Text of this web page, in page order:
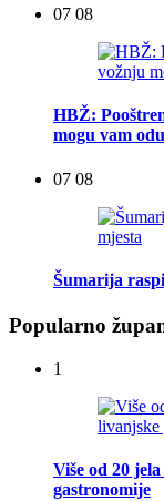
07 08
HBŽ:
mogu vam
07 08
Šumarija
Popularno
1
Više od 20
gastronomije